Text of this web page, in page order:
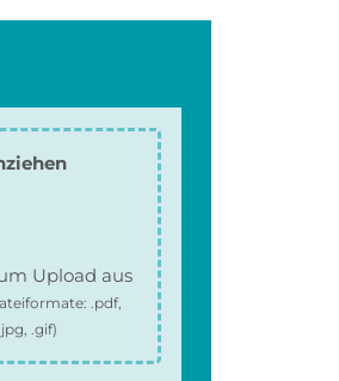
Upload aus
.pdf,
.gif)